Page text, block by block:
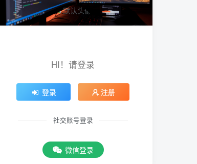
HI！请登录
登录 注册
社交账号登录
微信登录